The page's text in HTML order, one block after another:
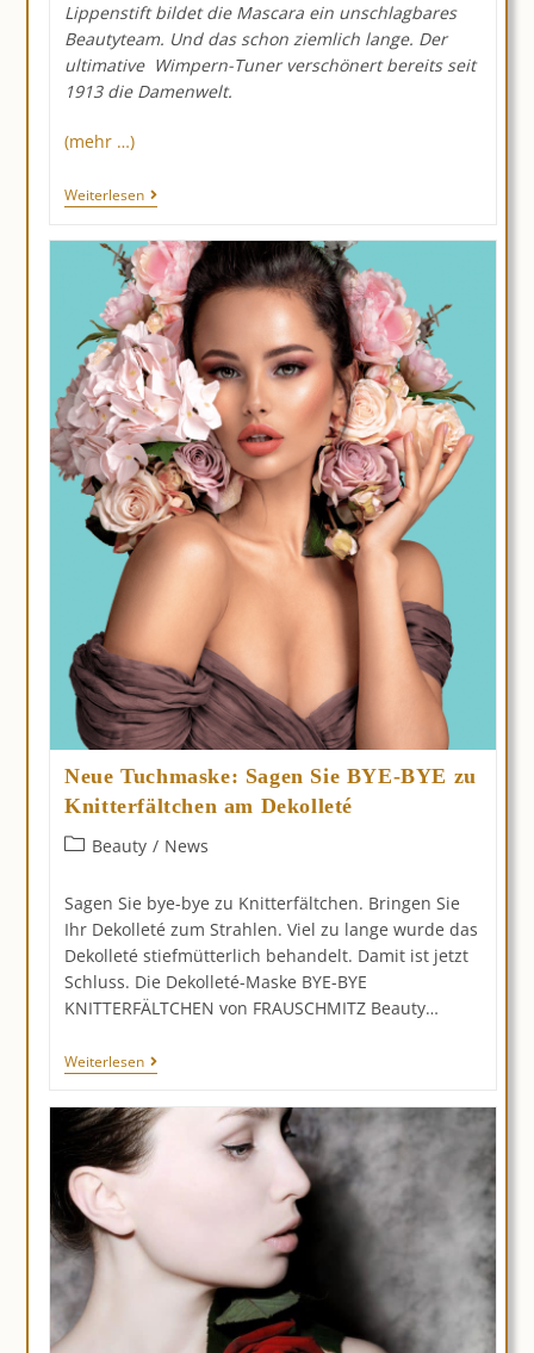
Lippenstift bildet die Mascara ein unschlagbares
Beautyteam. Und das schon ziemlich lange. Der
ultimative Wimpern-Tuner verschönert bereits seit
1913 die Damenwelt.
(mehr …)
WeiterlesenMascara:
Für
Augenblicke…
Seit
Über
100
Jahren
Neue Tuchmaske: Sagen Sie BYE-BYE zu
Knitterfältchen am Dekolleté
Beitrags-
Beauty / News
Sagen Sie bye-bye zu Knitterfältchen. Bringen Sie
Ihr Dekolleté zum Strahlen. Viel zu lange wurde das
Dekolleté stiefmütterlich behandelt. Damit ist jetzt
Schluss. Die Dekolleté-Maske BYE-BYE
KNITTERFÄLTCHEN von FRAUSCHMITZ Beauty…
WeiterlesenNeue
Tuchmaske:
Sie
BYE-
BYE
Zu
Dekolleté